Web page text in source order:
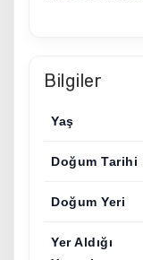
Bilgiler
Yaş
Doğum Tarihi
Doğum Yeri
Yer Aldığı